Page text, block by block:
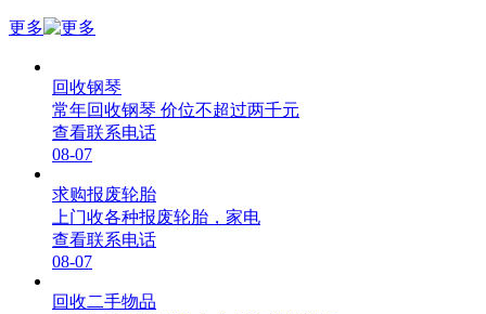
更多
回收钢琴
常年回收钢琴 价位不超过两千元
查看联系电话
08-07
求购报废轮胎
上门收各种报废轮胎，家电
查看联系电话
08-07
回收二手物品